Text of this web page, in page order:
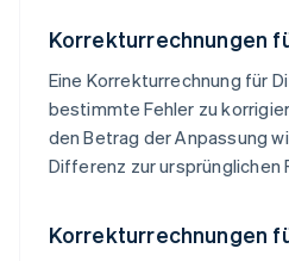
Korrekturrechnungen
Eine Korrekturrechnung für
bestimmte Fehler zu
den Betrag der Anpassung
Differenz zur ursprünglichen
Korrekturrechnungen